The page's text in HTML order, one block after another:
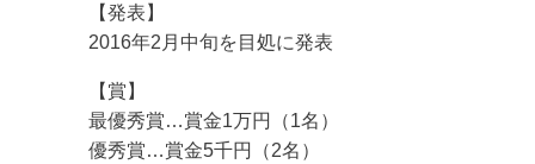
【発表】
2016年2月中旬を目処に発表
【賞】
最優秀賞…賞金1万円（1名）
優秀賞…賞金5千円（2名）